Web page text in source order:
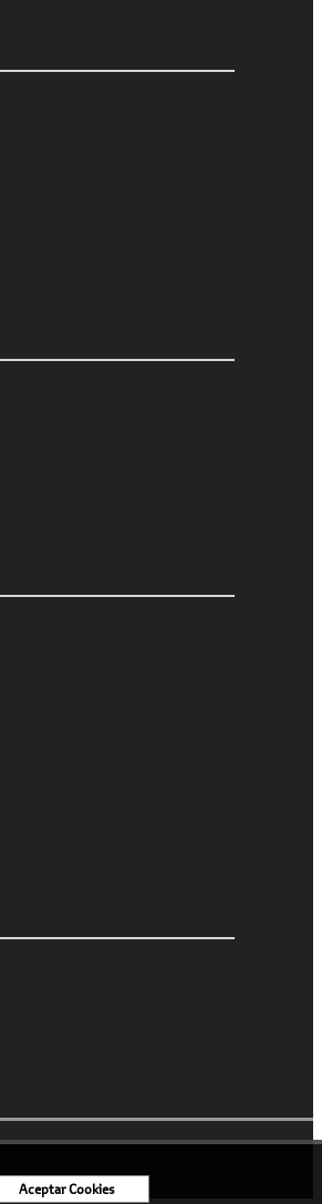
Aceptar Cookies